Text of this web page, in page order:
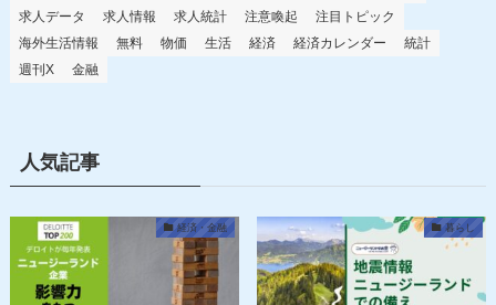
求人データ
求人情報 求人統計 注意喚起
注目トピック
海外生活情報
無料 物価 生活 経済 経済カレンダー
統計
週刊X
金融
人気記事
経済・金融 暮らし